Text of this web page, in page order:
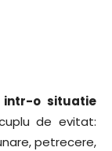
intr-o situatie
de evitat:
petrecere,